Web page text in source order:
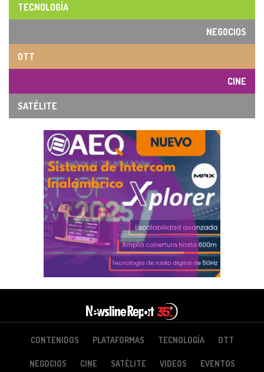
TECNOLOGÍA
NEGOCIOS
OTT
CINE
SATÉLITE
CONTENIDOS PLATAFORMAS TECNOLOGÍA OTT
NEGOCIOS CINE SATÉLITE VIDEOS EVENTOS